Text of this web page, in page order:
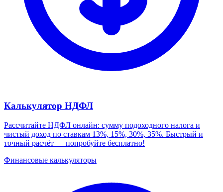
Калькулятор НДФЛ
Рассчитайте НДФЛ онлайн: сумму подоходного налога и
чистый доход по ставкам 13%, 15%, 30%, 35%. Быстрый и
точный расчёт — попробуйте бесплатно!
Финансовые калькуляторы